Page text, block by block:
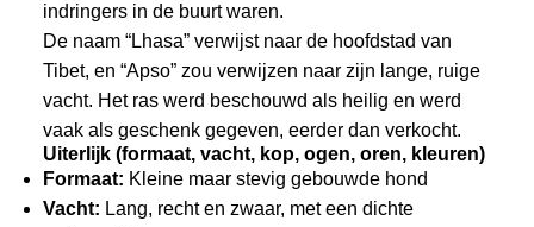
indringers in de buurt waren.
De naam “Lhasa” verwijst naar de hoofdstad van
Tibet, en “Apso” zou verwijzen naar zijn lange, ruige
vacht. Het ras werd beschouwd als heilig en werd
vaak als geschenk gegeven, eerder dan verkocht.
Uiterlijk (formaat, vacht, kop, ogen, oren, kleuren)
Formaat: Kleine maar stevig gebouwde hond
Vacht: Lang, recht en zwaar, met een dichte